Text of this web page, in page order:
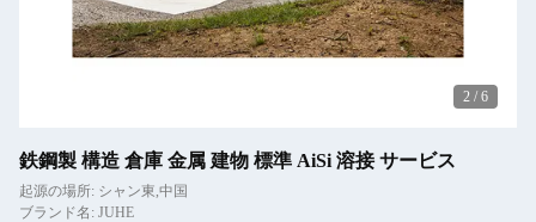
2 / 6
鉄鋼製 構造 倉庫 金属 建物 標準 AiSi 溶接 サービス
起源の場所: シャン東,中国
ブランド名: JUHE